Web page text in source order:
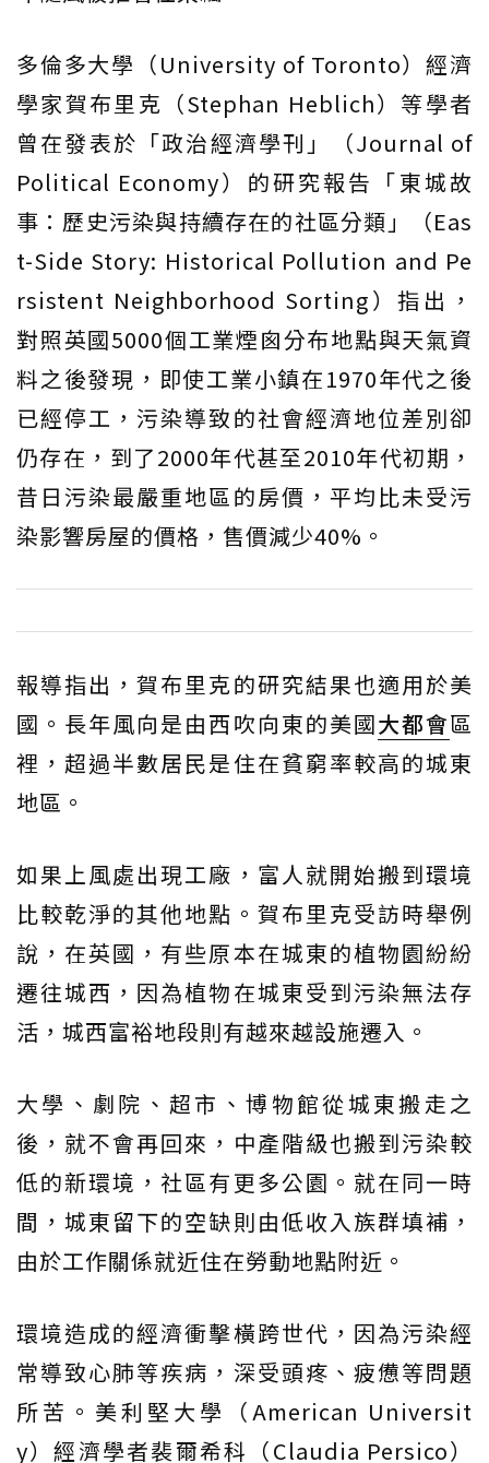
多倫多大學（University of Toronto）經濟
學家賀布里克（Stephan Heblich）等學者
曾在發表於「政治經濟學刊」（Journal of
Political Economy）的研究報告「東城故
事：歷史污染與持續存在的社區分類」（Eas
t-Side Story: Historical Pollution and Pe
rsistent Neighborhood Sorting）指出，
對照英國5000個工業煙囪分布地點與天氣資
料之後發現，即使工業小鎮在1970年代之後
已經停工，污染導致的社會經濟地位差別卻
仍存在，到了2000年代甚至2010年代初期，
昔日污染最嚴重地區的房價，平均比未受污
染影響房屋的價格，售價減少40%。
報導指出，賀布里克的研究結果也適用於美
國。長年風向是由西吹向東的美國大都會區
裡，超過半數居民是住在貧窮率較高的城東
地區。
如果上風處出現工廠，富人就開始搬到環境
比較乾淨的其他地點。賀布里克受訪時舉例
說，在英國，有些原本在城東的植物園紛紛
遷往城西，因為植物在城東受到污染無法存
活，城西富裕地段則有越來越設施遷入。
大學、劇院、超市、博物館從城東搬走之
後，就不會再回來，中產階級也搬到污染較
低的新環境，社區有更多公園。就在同一時
間，城東留下的空缺則由低收入族群填補，
由於工作關係就近住在勞動地點附近。
環境造成的經濟衝擊橫跨世代，因為污染經
常導致心肺等疾病，深受頭疼、疲憊等問題
所苦。美利堅大學（American Universit
y）經濟學者裴爾希科（Claudia Persico）